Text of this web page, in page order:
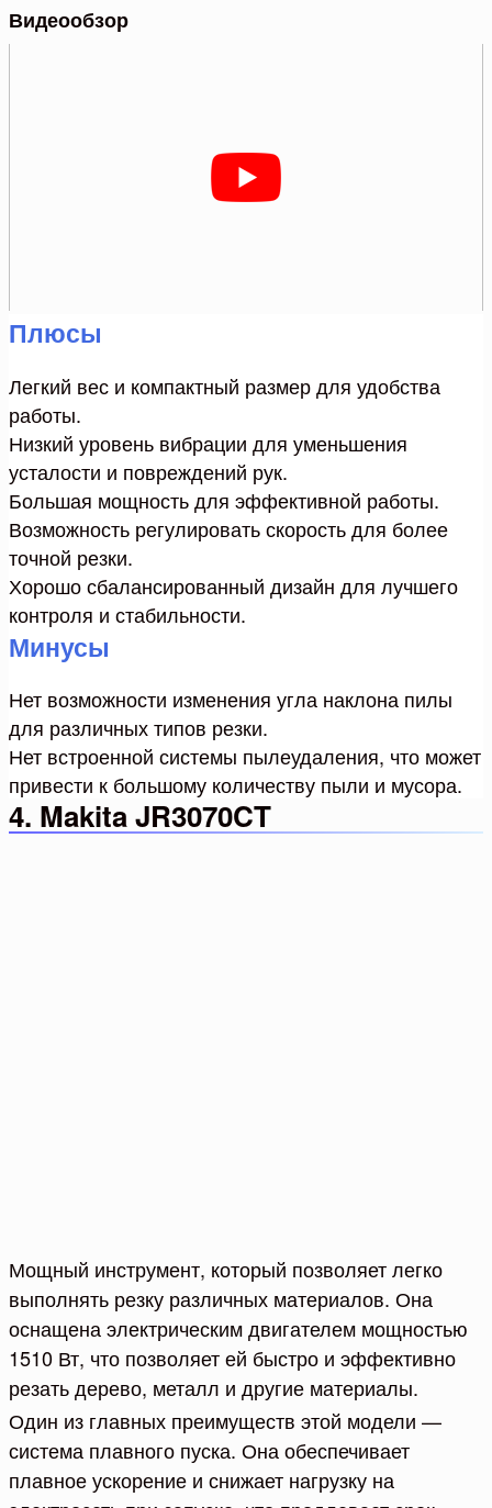
Видеообзор
Плюсы
Легкий вес и компактный размер для удобства
работы.
Низкий уровень вибрации для уменьшения
усталости и повреждений рук.
Большая мощность для эффективной работы.
Возможность регулировать скорость для более
точной резки.
Хорошо сбалансированный дизайн для лучшего
контроля и стабильности.
Минусы
Нет возможности изменения угла наклона пилы
для различных типов резки.
Нет встроенной системы пылеудаления, что может
привести к большому количеству пыли и мусора.
4. Makita JR3070CT
Мощный инструмент, который позволяет легко
выполнять резку различных материалов. Она
оснащена электрическим двигателем мощностью
1510 Вт, что позволяет ей быстро и эффективно
резать дерево, металл и другие материалы.
Один из главных преимуществ этой модели —
система плавного пуска. Она обеспечивает
плавное ускорение и снижает нагрузку на